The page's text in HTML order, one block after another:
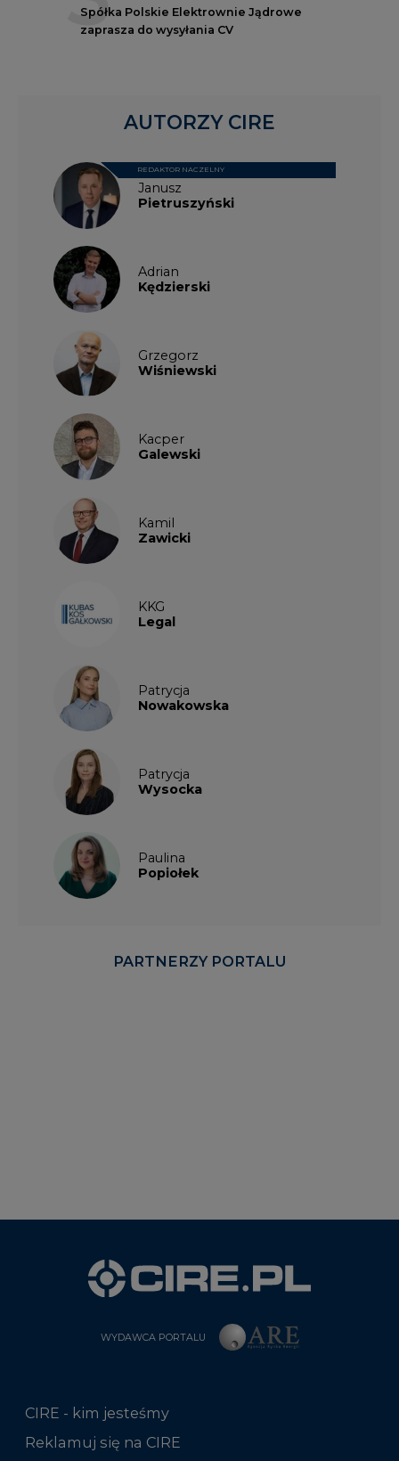
Spółka Polskie Elektrownie Jądrowe
zaprasza do wysyłania CV
Janusz
Pietruszyński
REDAKTOR NACZELNY
Adrian
Kędzierski
Grzegorz
Wiśniewski
Kacper
Galewski
Kamil
Zawicki
KKG
Legal
Patrycja
Nowakowska
Patrycja
Wysocka
Paulina
Popiołek
AUTORZY CIRE
PARTNERZY PORTALU
WYDAWCA PORTALU
CIRE - kim jesteśmy
Reklamuj się na CIRE